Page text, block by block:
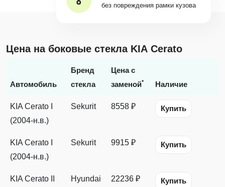
без повреждения рамки кузова
Цена на боковые стекла KIA Cerato
Автомобиль
Бренд
стекла
Цена с
заменой* Наличие
KIA Cerato I
(2004-н.в.)
Sekurit 8558 ₽ Купить
KIA Cerato I
(2004-н.в.)
Sekurit 9915 ₽ Купить
KIA Cerato II
Hyundai
22236 ₽ Купить